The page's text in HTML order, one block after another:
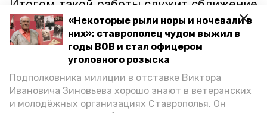
«Некоторые рыли норы и ночевали в
них»: ставрополец чудом выжил в
годы ВОВ и стал офицером
уголовного розыска
Подполковника милиции в отставке Виктора
Ивановича Зиновьева хорошо знают в ветеранских
и молодёжных организациях Ставрополья. Он
Итогом такой работы служит сближение
одиноких людей старшего поколения, у
которых возникают приятельские, а
затем и дружеские отношения.
Ставропольским опытом реализации
проекта «Дружные соседи» уже